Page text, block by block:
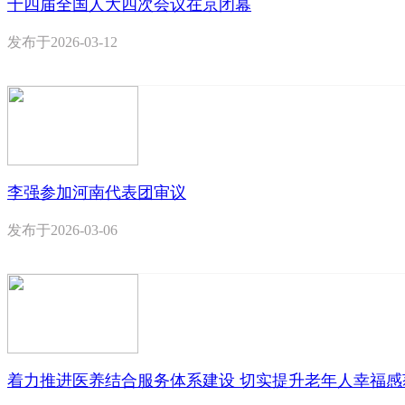
十四届全国人大四次会议在京闭幕
发布于2026-03-12
李强参加河南代表团审议
发布于2026-03-06
着力推进医养结合服务体系建设 切实提升老年人幸福